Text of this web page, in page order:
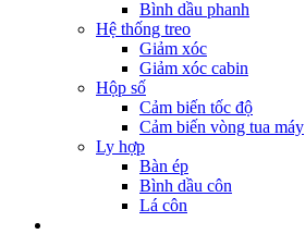
Bình dầu phanh
Hệ thống treo
Giảm xóc
Giảm xóc cabin
Hộp số
Cảm biến tốc độ
Cảm biến vòng tua máy
Ly hợp
Bàn ép
Bình dầu côn
Lá côn